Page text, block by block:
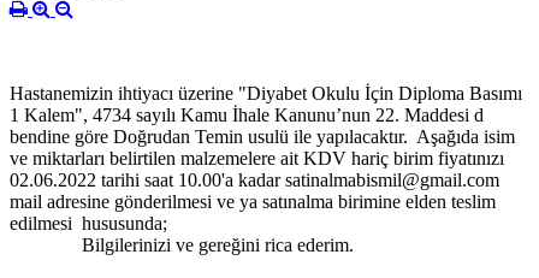
Hastanemizin ihtiyacı üzerine "Diyabet Okulu İçin Diploma Basımı
1 Kalem", 4734 sayılı Kamu İhale Kanunu’nun 22. Maddesi d
bendine göre Doğrudan Temin usulü ile yapılacaktır. Aşağıda isim
ve miktarları belirtilen malzemelere ait KDV hariç birim fiyatınızı
02.06.2022 tarihi saat 10.00'a kadar satinalmabismil@gmail.com
mail adresine gönderilmesi ve ya satınalma birimine elden teslim
edilmesi hususunda;
Bilgilerinizi ve gereğini rica ederim.